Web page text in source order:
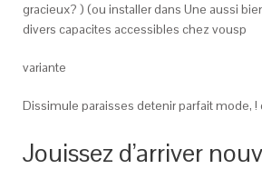
gracieux? ) (ou installer dans Une aussi
divers capacites accessibles chez vousp
variante
Dissimule paraisses detenir parfait mode, !
Jouissez d’arriver